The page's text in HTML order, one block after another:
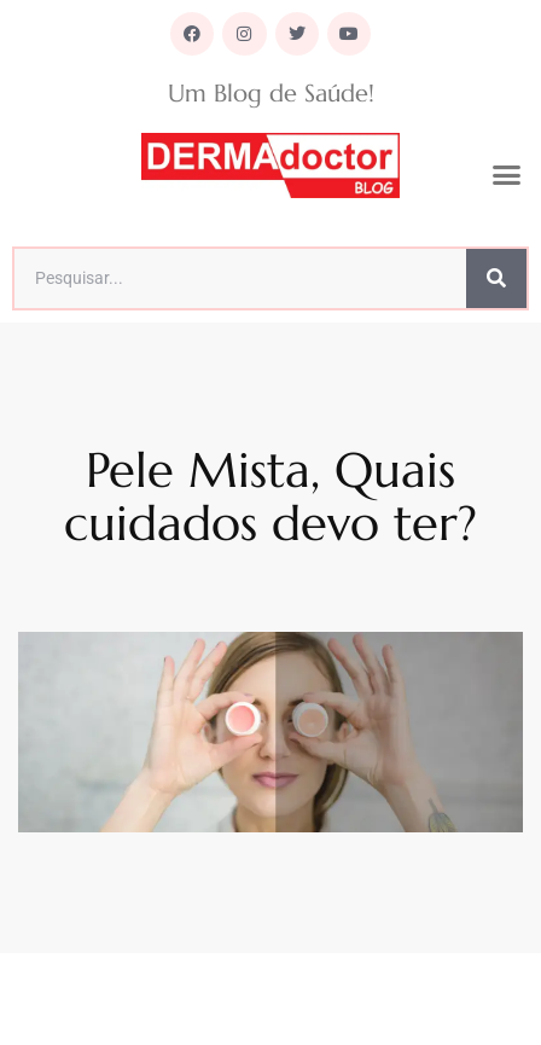
Um Blog de Saúde!
Pele Mista, Quais
cuidados devo ter?